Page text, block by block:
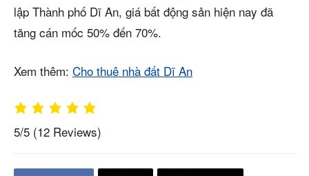
lập Thành phố Dĩ An, giá bất động sản hiện nay đã
tăng cán mốc 50% đến 70%.
Xem thêm: Cho thuê nhà đất Dĩ An
5/5 (12 Reviews)